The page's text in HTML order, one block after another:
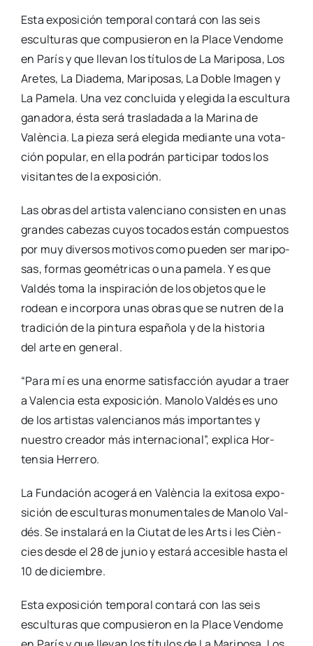
Esta expo­si­ción tem­po­ral con­ta­rá con las seis
escul­tu­ras que com­pu­sie­ron en la Pla­ce Ven­do­me
en París y que lle­van los títu­los de La Mari­po­sa, Los
Are­tes, La Dia­de­ma, Mari­po­sas, La Doble Ima­gen y
La Pame­la. Una vez con­clui­da y ele­gi­da la escul­tu­ra
gana­do­ra, ésta será tras­la­da­da a la Mari­na de
Valèn­cia. La pie­za será ele­gi­da median­te una vota­
ción popu­lar, en ella podrán par­ti­ci­par todos los
visi­tan­tes de la expo­si­ción.
Las obras del artis­ta valen­ciano con­sis­ten en unas
gran­des cabe­zas cuyos toca­dos están com­pues­tos
por muy diver­sos moti­vos como pue­den ser mari­po­
sas, for­mas geo­mé­tri­cas o una pame­la. Y es que
Val­dés toma la ins­pi­ra­ción de los obje­tos que le
rodean e incor­po­ra unas obras que se nutren de la
tra­di­ción de la pin­tu­ra espa­ño­la y de la his­to­ria
del arte en gene­ral.
“Para mí es una enor­me satis­fac­ción ayu­dar a traer
a Valen­cia esta expo­si­ción. Mano­lo Val­dés es uno
de los artis­tas valen­cia­nos más impor­tan­tes y
nues­tro crea­dor más inter­na­cio­nal”, expli­ca Hor­
ten­sia Herre­ro.
La Fun­da­ción aco­ge­rá en Valèn­cia la exi­to­sa expo­
si­ción de escul­tu­ras monu­men­ta­les de Mano­lo Val­
dés. Se ins­ta­la­rá en la Ciu­tat de les Arts i les Cièn­
cies des­de el 28 de junio y esta­rá acce­si­ble has­ta el
10 de diciem­bre.
Esta expo­si­ción tem­po­ral con­ta­rá con las seis
escul­tu­ras que com­pu­sie­ron en la Pla­ce Ven­do­me